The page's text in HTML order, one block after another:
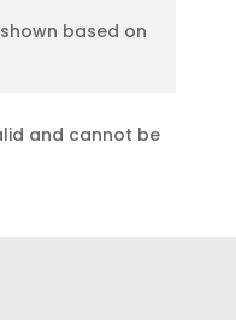
based on
and cannot be